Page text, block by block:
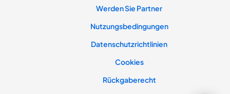
Werden Sie Partner
Nutzungsbedingungen
Datenschutzrichtlinien
Cookies
Rückgaberecht